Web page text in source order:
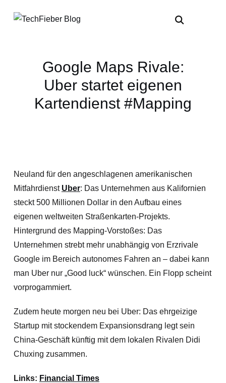
Google Maps Rivale:
Uber startet eigenen
Kartendienst #Mapping
Neuland für den angeschlagenen amerikanischen
Mitfahrdienst Uber: Das Unternehmen aus Kalifornien
steckt 500 Millionen Dollar in den Aufbau eines
eigenen weltweiten Straßenkarten-Projekts.
Hintergrund des Mapping-Vorstoßes: Das
Unternehmen strebt mehr unabhängig von Erzrivale
Google im Bereich autonomes Fahren an – dabei kann
man Uber nur „Good luck“ wünschen. Ein Flopp scheint
vorprogammiert.
Zudem heute morgen neu bei Uber: Das ehrgeizige
Startup mit stockendem Expansionsdrang legt sein
China-Geschäft künftig mit dem lokalen Rivalen Didi
Chuxing zusammen.
Links: Financial Times